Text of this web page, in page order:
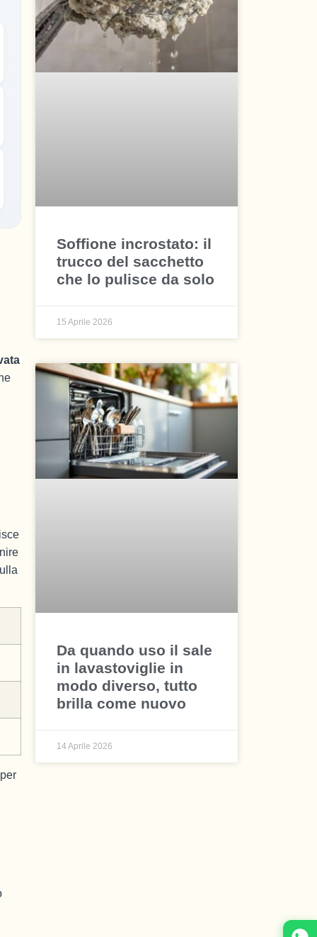
Soffione incrostato: il
trucco del sacchetto
che lo pulisce da solo
15 Aprile 2026
Da quando uso il sale
in lavastoviglie in
modo diverso, tutto
brilla come nuovo
14 Aprile 2026